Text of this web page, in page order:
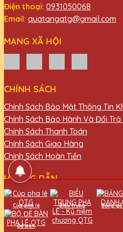
Cúp pha lê Biểu trưng Bảng
Để bàn
Điện thoại: 0931050068
Email: quatangqtg@gmail.com
MẠNG XÃ HỘI
CHÍNH SÁCH
Chính Sách Bảo Mật Thông Tin
Chính Sách Bảo Hành Và Đổi Trả
Chính Sách Thanh Toán
Chính Sách Giao Hàng
Chính Sách Hoàn Tiền
HƯỚNG DẪN
Chính Sách Thanh Toán
Hướng dẫn thanh toán
Đăng ký thành viên